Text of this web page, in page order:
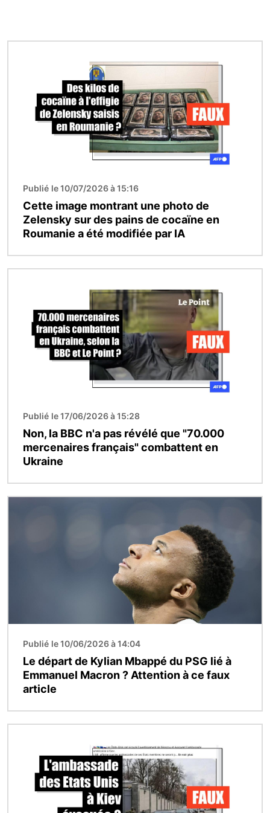
Publié le 10/07/2026 à 15:16
Cette image montrant une photo de
Zelensky sur des pains de cocaïne en
Roumanie a été modifiée par IA
Publié le 17/06/2026 à 15:28
Non, la BBC n'a pas révélé que "70.000
mercenaires français" combattent en
Ukraine
Publié le 10/06/2026 à 14:04
Le départ de Kylian Mbappé du PSG lié à
Emmanuel Macron ? Attention à ce faux
article